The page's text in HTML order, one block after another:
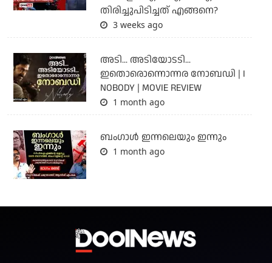
തിരിച്ചുപിടിച്ചത് എങ്ങനെ?
3 weeks ago
അടി... അടിയോടടി...
ഇതൊരൊന്നൊന്നര നോബഡി | I
NOBODY | MOVIE REVIEW
1 month ago
ബംഗാള്‍ ഇന്നലെയും ഇന്നും
1 month ago